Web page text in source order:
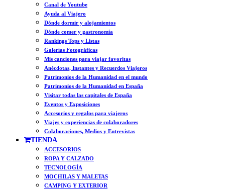
Canal de Youtube
Ayuda al Viajero
Dónde dormir y alojamientos
Dónde comer y gastronomía
Rankings Tops y Listas
Galerías Fotográficas
Mis canciones para viajar favoritas
Anécdotas, Instantes y Recuerdos Viajeros
Patrimonios de la Humanidad en el mundo
Patrimonios de la Humanidad en España
Visitar todas las capitales de España
Eventos y Exposiciones
Accesorios y regalos para viajeros
Viajes y experiencias de colaboradores
Colaboraciones, Medios y Entrevistas
TIENDA
ACCESORIOS
ROPA Y CALZADO
TECNOLOGÍA
MOCHILAS Y MALETAS
CAMPING Y EXTERIOR